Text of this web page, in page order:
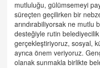
mutluluğu, gülümsemeyi
süreçten geçilirken bir
arındırabiliyorsak ne mutlu
desteğiyle rutin
gerçekleştiriyoruz, sosyal,
ayrıca önem veriyoruz.
olanak sunmakla birlikte